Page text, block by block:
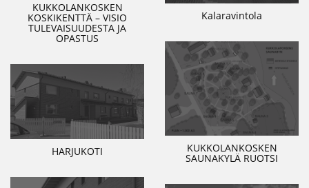
Kalaravintola
KUKKOLANKOSKEN
KOSKIKENTTÄ – VISIO
TULEVAISUUDESTA JA
OPASTUS
KUKKOLANKOSKEN
SAUNAKYLÄ RUOTSI
HARJUKOTI